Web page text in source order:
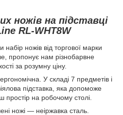
ножів на підставці
RL-WHT8W
ножів від торгової марки
пропонує нам різнобарвне
за розумну ціну.
У складі 7 предметів і
підставка, яка допоможе
простір на робочому столі.
ножі — неіржавка сталь.